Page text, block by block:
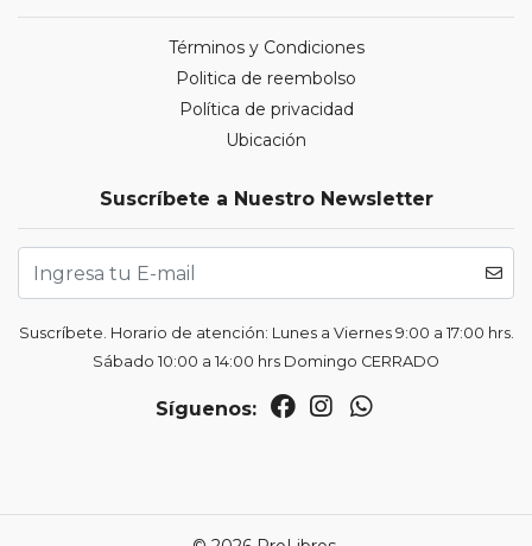
Términos y Condiciones
Politica de reembolso
Política de privacidad
Ubicación
Suscríbete a Nuestro Newsletter
Suscríbete. Horario de atención: Lunes a Viernes 9:00 a 17:00 hrs.
Sábado 10:00 a 14:00 hrs Domingo CERRADO
Síguenos: